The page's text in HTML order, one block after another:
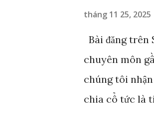
tháng 11 25, 2025
Bài đăng
chuyên môn
chúng tôi
chia cổ tức là